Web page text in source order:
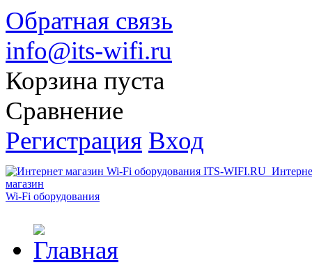
Обратная связь
info@its-wifi.ru
Корзина пуста
Сравнение
Регистрация Вход
магазин
Wi-Fi оборудования